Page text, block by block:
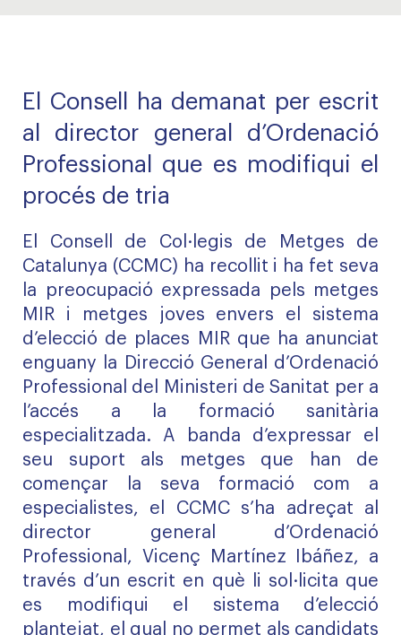
El Consell ha demanat per escrit
al director general d’Ordenació
Professional que es modifiqui el
procés de tria
El Consell de Col·legis de Metges de
Catalunya (CCMC) ha recollit i ha fet seva
la preocupació expressada pels metges
MIR i metges joves envers el sistema
d’elecció de places MIR que ha anunciat
enguany la Direcció General d’Ordenació
Professional del Ministeri de Sanitat per a
l’accés a la formació sanitària
especialitzada. A banda d’expressar el
seu suport als metges que han de
començar la seva formació com a
especialistes, el CCMC s’ha adreçat al
director general d’Ordenació
Professional, Vicenç Martínez Ibáñez, a
través d’un escrit en què li sol·licita que
es modifiqui el sistema d’elecció
plantejat, el qual no permet als candidats